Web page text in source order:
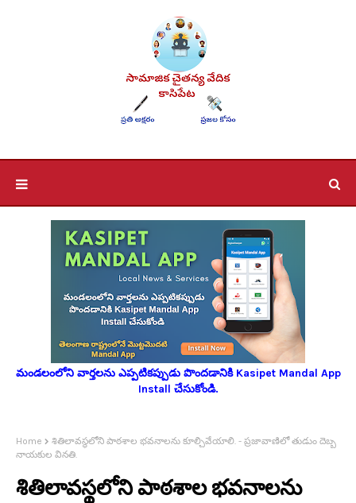
మండలంలోని వార్తలను ఎప్పటికప్పుడు పొందడానికి Kasipet Mandal App
Install చేసుకోండి.
Home
శితిలావస్థలోని పాఠశాల భవనాలను కూల్చివేయాలి. - ప్రజావాణిలో తుడుం దెబ్బ
నాయకుల వినతి.
శితిలావస్థలోని పాఠశాల భవనాలను